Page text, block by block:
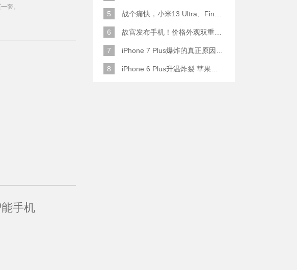
套。
手机
5 战个痛快，小米13 Ultra、Find X6 Pro、vivo X90 Pro+、小米12SU拍照横评
6 故宫发布手机！价格外观双重逆天！
7 iPhone 7 Plus爆炸的真正原因原来是这样
8 iPhone 6 Plus升温炸裂 苹果赔了一部全新的